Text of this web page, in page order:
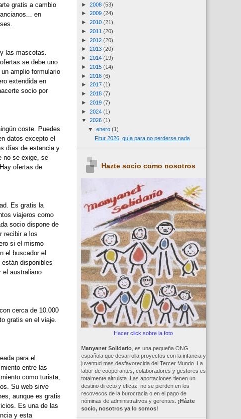
gratis a cambio
en
las mascotas.
se debe uno
amplio formulario
extendida en
socio por
coste. Puedes
datos excepto el
días de estancia y
no se exige, se
ofertas de
Es gratis la
viajeros como
socio dispone de
recibir a los
si el mismo
el buscador el
disponibles
el australiano
cerca de 10.000
gratis en el viaje.
para el
entre las
como turista,
Su web sirve
aunque es gratis
Es una de las
y esta
► 2008 (53)
► 2009 (24)
► 2010 (21)
► 2011 (20)
► 2012 (20)
► 2013 (20)
► 2014 (19)
► 2015 (14)
► 2016 (6)
► 2017 (1)
► 2018 (7)
► 2019 (7)
► 2024 (1)
▼ 2026 (1)
▼ enero (1)
Fitur 2026, guía para no perderse nada
Hazte socio como nosotros
Hacer click sobre la foto
Manyanet Solidario, es una pequeña ONG
española que desarrolla proyectos con la infancia y
juventud mas desfavorecida del Tercer Mundo. La
labor de cooperantes, colaboradores y gestores es
totalmente altruista. Las aportaciones tienen un
destino directo y eficaz, no se pierden en los
recovecos de la burocracia o en el pago de
nóminas de administrativos y gerentes.
¡Házte
socio, nosotros ya lo somos!